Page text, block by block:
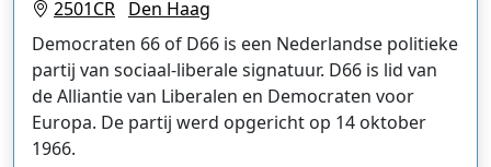
2501CR Den Haag
Democraten 66 of D66 is een Nederlandse politieke
partij van sociaal-liberale signatuur. D66 is lid van
de Alliantie van Liberalen en Democraten voor
Europa. De partij werd opgericht op 14 oktober
1966.